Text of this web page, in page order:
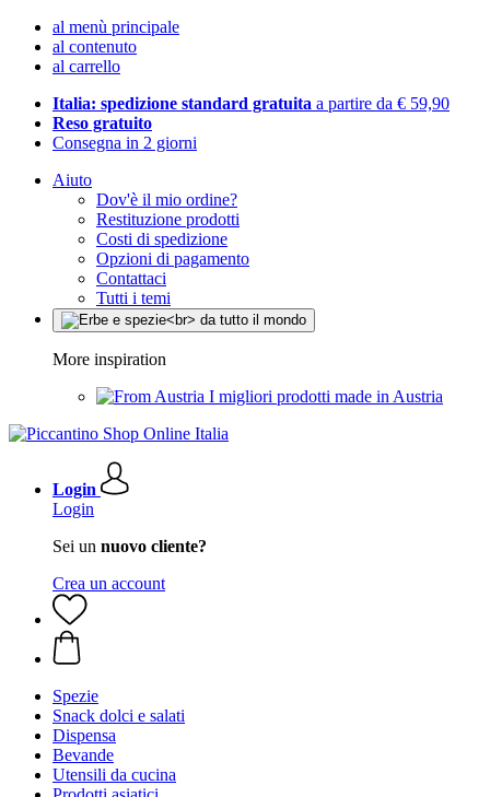
al menù principale
al contenuto
al carrello
Italia: spedizione standard gratuita a partire da € 59,90
Reso gratuito
Consegna in 2 giorni
Aiuto
Dov'è il mio ordine?
Restituzione prodotti
Costi di spedizione
Opzioni di pagamento
Contattaci
Tutti i temi
More inspiration
I migliori prodotti made in Austria
Login
Login
Sei un nuovo cliente?
Crea un account
Spezie
Snack dolci e salati
Dispensa
Bevande
Utensili da cucina